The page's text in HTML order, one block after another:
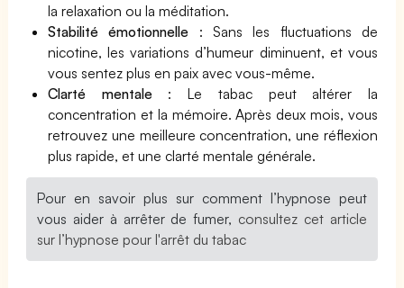
la relaxation ou la méditation.
Stabilité émotionnelle : Sans les fluctuations de
nicotine, les variations d’humeur diminuent, et vous
vous sentez plus en paix avec vous-même.
Clarté mentale: Le tabac peut altérer la
concentration et la mémoire. Après deux mois, vous
retrouvez une meilleure concentration, une réflexion
plus rapide, et une clarté mentale générale.
Pour en savoir plus sur comment l’hypnose peut
vous aider à arrêter de fumer, consultez cet article
sur l’hypnose pour l'arrêt du tabac